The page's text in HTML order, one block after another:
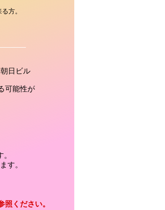
方。
ビル
可能性が
。
ください。